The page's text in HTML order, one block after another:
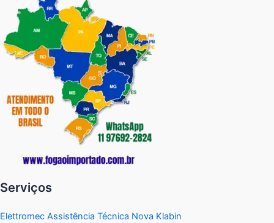
Serviços
Elettromec Assistência Técnica Nova Klabin